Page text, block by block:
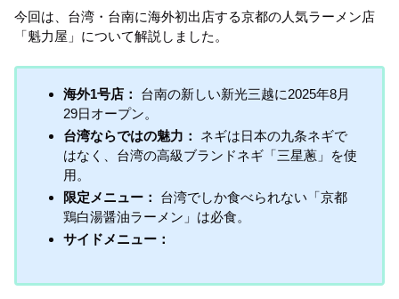
今回は、台湾・台南に海外初出店する京都の人気ラーメン店
「魁力屋」について解説しました。
海外1号店：
台南の新しい新光三越に2025年8月
29日オープン。
台湾ならではの魅力：
ネギは日本の九条ネギで
はなく、台湾の高級ブランドネギ「三星蔥」を使
用。
限定メニュー：
台湾でしか食べられない「京都
鶏白湯醤油ラーメン」は必食。
サイドメニュー：